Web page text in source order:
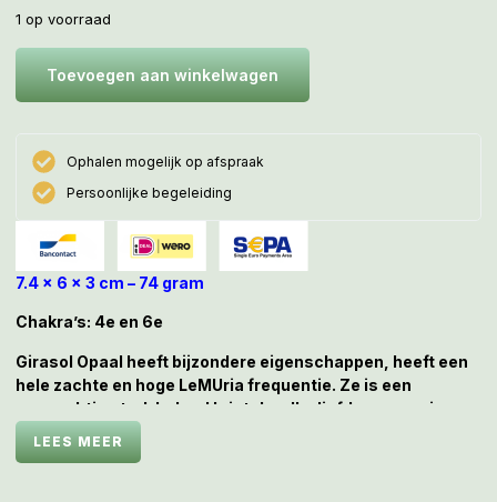
1 op voorraad
Toevoegen aan winkelwagen
Ophalen mogelijk op afspraak
Persoonlijke begeleiding
7.4 x 6 x 3 cm – 74 gram
Chakra’s: 4e en 6e
Girasol Opaal heeft bijzondere eigenschappen, heeft een
hele zachte en hoge LeMUria frequentie. Ze is een
waarachtig sterk helend kristal welke liefde en passie
uitstraalt, helderheid bevordert en duidelijker je spirituele
pad naar boven zal brengen
LEES MEER